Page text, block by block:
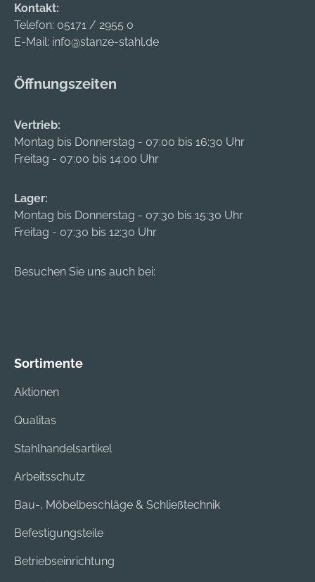
Kontakt:
Telefon: 05171 / 2955 0
E-Mail: info@stanze-stahl.de
Öffnungszeiten
Vertrieb:
Montag bis Donnerstag - 07:00 bis 16:30 Uhr
Freitag - 07:00 bis 14:00 Uhr
Lager:
Montag bis Donnerstag - 07:30 bis 15:30 Uhr
Freitag - 07:30 bis 12:30 Uhr
Besuchen Sie uns auch bei:
Sortimente
Aktionen
Qualitas
Stahlhandelsartikel
Arbeitsschutz
Bau-, Möbelbeschläge & Schließtechnik
Befestigungsteile
Betriebseinrichtung